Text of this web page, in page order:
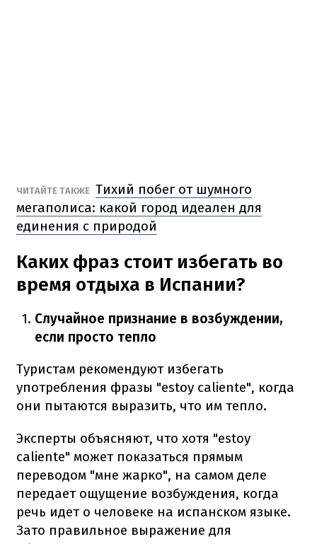
ЧИТАЙТЕ ТАКЖЕ Тихий побег от шумного
мегаполиса: какой город идеален для
единения с природой
Каких фраз стоит избегать во
время отдыха в Испании?
Случайное признание в возбуждении,
если просто тепло
Туристам рекомендуют избегать
употребления фразы "estoy caliente", когда
они пытаются выразить, что им тепло.
Эксперты объясняют, что хотя "estoy
caliente" может показаться прямым
переводом "мне жарко", на самом деле
передает ощущение возбуждения, когда
речь идет о человеке на испанском языке.
Зато правильное выражение для